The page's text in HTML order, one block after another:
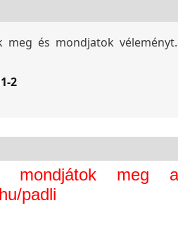
meg és mondjatok
2
mondjátok meg
padli